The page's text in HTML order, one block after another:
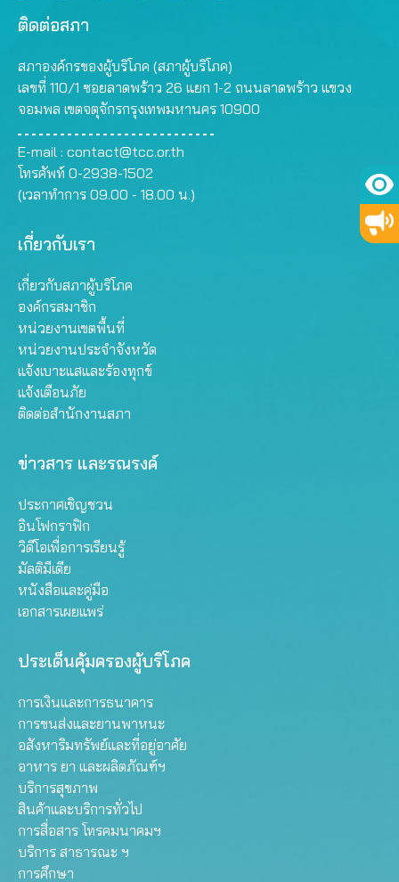
ติดต่อสภา
สภาองค์กรของผู้บริโภค (สภาผู้บริโภค)
เลขที่ 110/1 ซอยลาดพร้าว 26 แยก 1-2 ถนนลาดพร้าว แขวง
จอมพล เขตจตุจักรกรุงเทพมหานคร 10900
E-mail : contact@tcc.or.th
โทรศัพท์ 0-2938-1502
(เวลาทำการ 09.00 - 18.00 น.)
เกี่ยวกับเรา
เกี่ยวกับสภาผู้บริโภค
องค์กรสมาชิก
หน่วยงานเขตพื้นที่
หน่วยงานประจำจังหวัด
แจ้งเบาะแสและร้องทุกข์
แจ้งเตือนภัย
ติดต่อสำนักงานสภา
ข่าวสาร และรณรงค์
ประกาศเชิญชวน
อินโฟกราฟิก
วิดีโอเพื่อการเรียนรู้
มัลติมีเดีย
หนังสือและคู่มือ
เอกสารเผยแพร่
ประเด็นคุ้มครองผู้บริโภค
การเงินและการธนาคาร
การขนส่งและยานพาหนะ
อสังหาริมทรัพย์และที่อยู่อาศัย
อาหาร ยา และผลิตภัณฑ์ฯ
บริการสุขภาพ
สินค้าและบริการทั่วไป
การสื่อสาร โทรคมนาคมฯ
บริการ สาธารณะ ฯ
การศึกษา